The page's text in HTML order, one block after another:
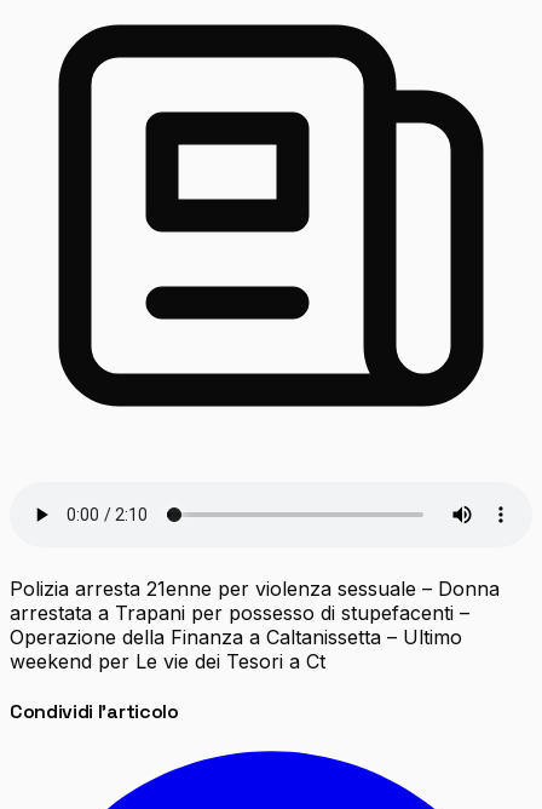
Polizia arresta 21enne per violenza sessuale – Donna
arrestata a Trapani per possesso di stupefacenti –
Operazione della Finanza a Caltanissetta – Ultimo
weekend per Le vie dei Tesori a Ct
Condividi l'articolo